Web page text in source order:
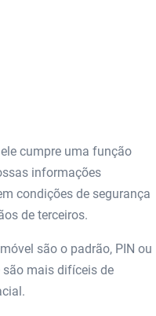
cumpre uma função
informações
condições de segurança
de terceiros.
são o padrão, PIN ou
mais difíceis de